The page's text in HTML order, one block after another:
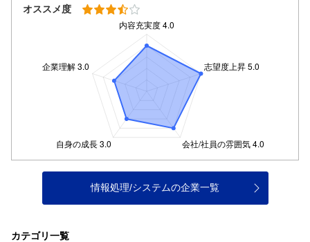
オススメ度
情報処理/システムの企業一覧
カテゴリ一覧